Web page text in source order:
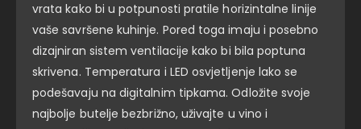
vrata kako bi u potpunosti pratile horizintalne linije
vaše savršene kuhinje. Pored toga imaju i posebno
dizajniran sistem ventilacije kako bi bila poptuna
skrivena. Temperatura i LED osvjetljenje lako se
podešavaju na digitalnim tipkama. Odložite svoje
najbolje butelje bezbrižno, uživajte u vino i